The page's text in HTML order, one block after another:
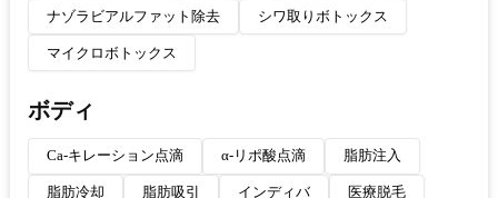
ナゾラビアルファット除去 シワ取りボトックス
マイクロボトックス
ボディ
Ca-キレーション点滴 α-リポ酸点滴 脂肪注入
脂肪冷却 脂肪吸引 インディバ 医療脱毛